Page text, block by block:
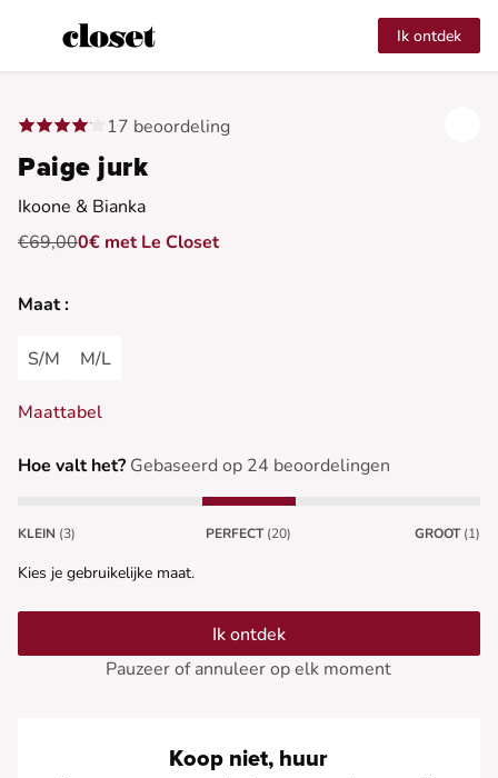
Ik ontdek
17 beoordeling
Paige jurk
Ikoone & Bianka
€69,000€ met Le Closet
Maat :
S/M M/L
Maattabel
Hoe valt het? Gebaseerd op 24 beoordelingen
KLEIN (3) PERFECT (20) GROOT (1)
Kies je gebruikelijke maat.
Ik ontdek
Pauzeer of annuleer op elk moment
Koop niet, huur